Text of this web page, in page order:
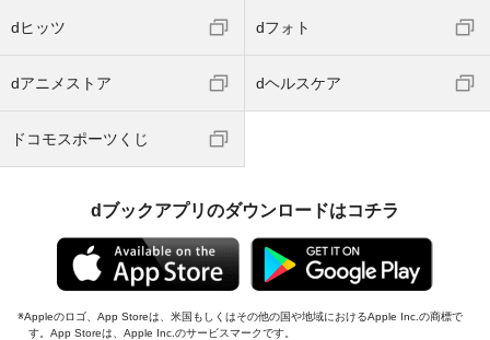
dヒッツ dフォト
dアニメストア dヘルスケア
ドコモスポーツくじ
dブックアプリのダウンロードはコチラ
Appleのロゴ、App Storeは、米国もしくはその他の国や地域におけるApple Inc.の商標で
す。App Storeは、Apple Inc.のサービスマークです。